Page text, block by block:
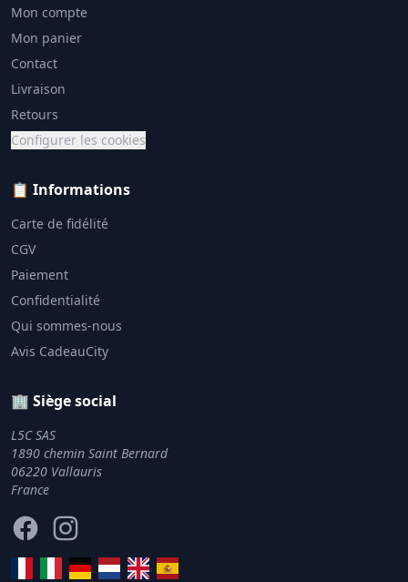
Mon compte
Mon panier
Contact
Livraison
Retours
Configurer les cookies
📋 Informations
Carte de fidélité
CGV
Paiement
Confidentialité
Qui sommes-nous
Avis CadeauCity
🏢 Siège social
L5C SAS
1890 chemin Saint Bernard
06220 Vallauris
France
FacebookInstagram